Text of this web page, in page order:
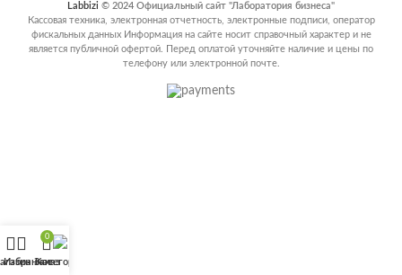
Labbizi © 2024 Официальный сайт "Лаборатория бизнеса"
Кассовая техника, электронная отчетность, электронные подписи, оператор
фискальных данных Информация на сайте носит справочный характер и не
является публичной офертой. Перед оплатой уточняйте наличие и цены по
телефону или электронной почте.
Избранное
0
Заказ
Категории